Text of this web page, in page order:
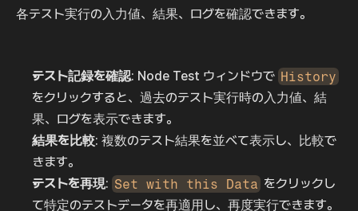
各テスト実行の入力値、結果、ログを確認できます。
テスト記録を確認: Node Test ウィンドウで History
をクリックすると、過去のテスト実行時の入力値、結
果、ログを表示できます。
結果を比較: 複数のテスト結果を並べて表示し、比較で
きます。
テストを再現: Set with this Data をクリックし
て特定のテストデータを再適用し、再度実行できます。